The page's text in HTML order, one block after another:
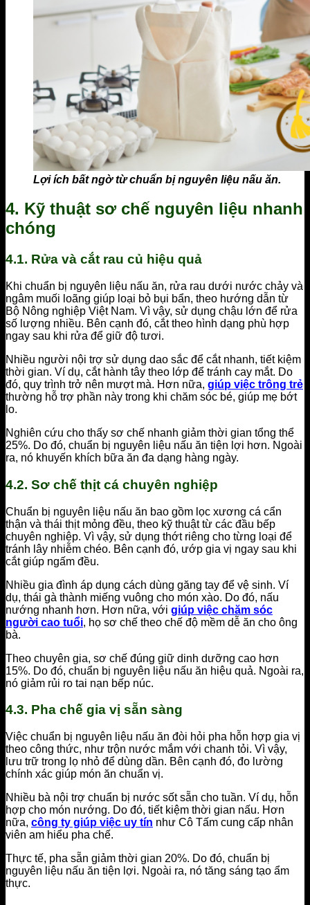
Lợi ích bất ngờ từ chuẩn bị nguyên liệu nấu ăn.
4. Kỹ thuật sơ chế nguyên liệu nhanh
chóng
4.1. Rửa và cắt rau củ hiệu quả
Khi chuẩn bị nguyên liệu nấu ăn, rửa rau dưới nước chảy và
ngâm muối loãng giúp loại bỏ bụi bẩn, theo hướng dẫn từ
Bộ Nông nghiệp Việt Nam. Vì vậy, sử dụng chậu lớn để rửa
số lượng nhiều. Bên cạnh đó, cắt theo hình dạng phù hợp
ngay sau khi rửa để giữ độ tươi.
Nhiều người nội trợ sử dụng dao sắc để cắt nhanh, tiết kiệm
thời gian. Ví dụ, cắt hành tây theo lớp để tránh cay mắt. Do
đó, quy trình trở nên mượt mà. Hơn nữa, giúp việc trông trẻ
thường hỗ trợ phần này trong khi chăm sóc bé, giúp mẹ bớt
lo.
Nghiên cứu cho thấy sơ chế nhanh giảm thời gian tổng thể
25%. Do đó, chuẩn bị nguyên liệu nấu ăn tiện lợi hơn. Ngoài
ra, nó khuyến khích bữa ăn đa dạng hàng ngày.
4.2. Sơ chế thịt cá chuyên nghiệp
Chuẩn bị nguyên liệu nấu ăn bao gồm lọc xương cá cẩn
thận và thái thịt mỏng đều, theo kỹ thuật từ các đầu bếp
chuyên nghiệp. Vì vậy, sử dụng thớt riêng cho từng loại để
tránh lây nhiễm chéo. Bên cạnh đó, ướp gia vị ngay sau khi
cắt giúp ngấm đều.
Nhiều gia đình áp dụng cách dùng găng tay để vệ sinh. Ví
dụ, thái gà thành miếng vuông cho món xào. Do đó, nấu
nướng nhanh hơn. Hơn nữa, với giúp việc chăm sóc
người cao tuổi, họ sơ chế theo chế độ mềm dễ ăn cho ông
bà.
Theo chuyên gia, sơ chế đúng giữ dinh dưỡng cao hơn
15%. Do đó, chuẩn bị nguyên liệu nấu ăn hiệu quả. Ngoài ra,
nó giảm rủi ro tai nạn bếp núc.
4.3. Pha chế gia vị sẵn sàng
Việc chuẩn bị nguyên liệu nấu ăn đòi hỏi pha hỗn hợp gia vị
theo công thức, như trộn nước mắm với chanh tỏi. Vì vậy,
lưu trữ trong lọ nhỏ để dùng dần. Bên cạnh đó, đo lường
chính xác giúp món ăn chuẩn vị.
Nhiều bà nội trợ chuẩn bị nước sốt sẵn cho tuần. Ví dụ, hỗn
hợp cho món nướng. Do đó, tiết kiệm thời gian nấu. Hơn
nữa, công ty giúp việc uy tín như Cô Tấm cung cấp nhân
viên am hiểu pha chế.
Thực tế, pha sẵn giảm thời gian 20%. Do đó, chuẩn bị
nguyên liệu nấu ăn tiện lợi. Ngoài ra, nó tăng sáng tạo ẩm
thực.